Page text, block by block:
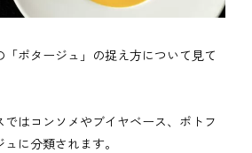
ポタージュ」の捉え方について見て
はコンソメやブイヤベース、ポトフ
に分類されます。